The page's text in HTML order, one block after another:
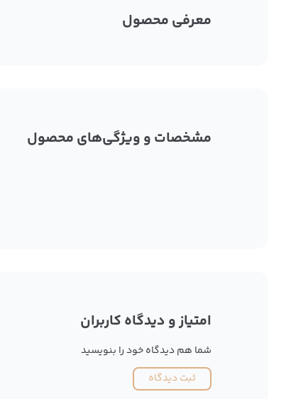
معرفی محصول
مشخصات و ویژگی‌های محصول
امتیاز و دیدگاه کاربران
شما هم دیدگاه خود را بنویسید
ثبت دیدگاه